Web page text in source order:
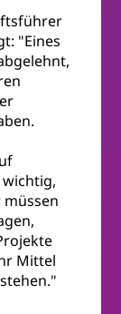
"Eines
wichtig,
Mittel